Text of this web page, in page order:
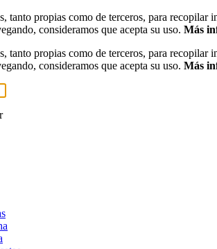
tanto propias como de terceros, para recopilar
consideramos que acepta su uso. Más
tanto propias como de terceros, para recopilar
consideramos que acepta su uso. Más